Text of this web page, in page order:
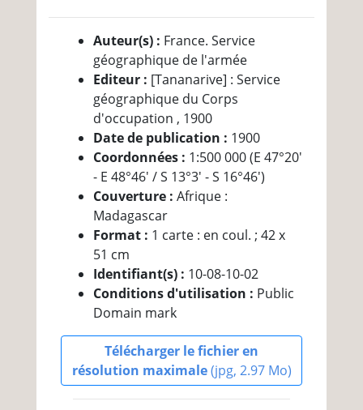
Auteur(s) : France. Service
géographique de l'armée
Editeur : [Tananarive] : Service
géographique du Corps
d'occupation , 1900
Date de publication : 1900
Coordonnées : 1:500 000 (E 47°20'
- E 48°46' / S 13°3' - S 16°46')
Couverture : Afrique :
Madagascar
Format : 1 carte : en coul. ; 42 x
51 cm
Identifiant(s) : 10-08-10-02
Conditions d'utilisation : Public
Domain mark
Télécharger le fichier en
résolution maximale(jpg, 2.97 Mo)